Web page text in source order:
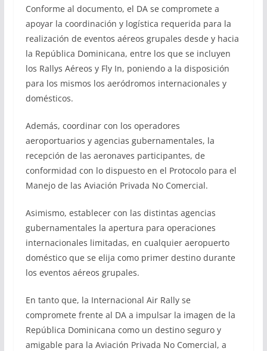
Conforme al documento, el DA se compromete a
apoyar la coordinación y logística requerida para la
realización de eventos aéreos grupales desde y hacia
la República Dominicana, entre los que se incluyen
los Rallys Aéreos y Fly In, poniendo a la disposición
para los mismos los aeródromos internacionales y
domésticos.
Además, coordinar con los operadores
aeroportuarios y agencias gubernamentales, la
recepción de las aeronaves participantes, de
conformidad con lo dispuesto en el Protocolo para el
Manejo de las Aviación Privada No Comercial.
Asimismo, establecer con las distintas agencias
gubernamentales la apertura para operaciones
internacionales limitadas, en cualquier aeropuerto
doméstico que se elija como primer destino durante
los eventos aéreos grupales.
En tanto que, la Internacional Air Rally se
compromete frente al DA a impulsar la imagen de la
República Dominicana como un destino seguro y
amigable para la Aviación Privada No Comercial, a